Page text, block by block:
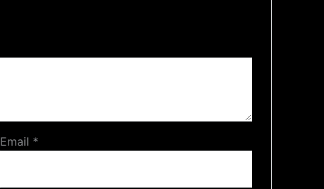
Email *